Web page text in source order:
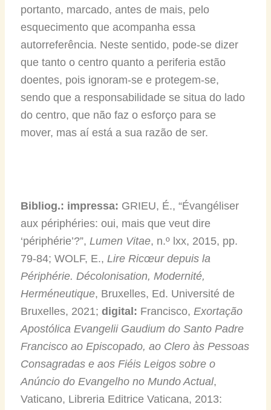
portanto, marcado, antes de mais, pelo
esquecimento que acompanha essa
autorreferência. Neste sentido, pode-se dizer
que tanto o centro quanto a periferia estão
doentes, pois ignoram-se e protegem-se,
sendo que a responsabilidade se situa do lado
do centro, que não faz o esforço para se
mover, mas aí está a sua razão de ser.
Bibliog.: impressa: GRIEU, É., “Évangéliser
aux périphéries: oui, mais que veut dire
‘périphérie’?”, Lumen Vitae, n.º lxx, 2015, pp.
79-84; WOLF, E., Lire Ricœur depuis la
Périphérie. Décolonisation, Modernité,
Herméneutique, Bruxelles, Ed. Université de
Bruxelles, 2021; digital: Francisco, Exortação
Apostólica Evangelii Gaudium do Santo Padre
Francisco ao Episcopado, ao Clero às Pessoas
Consagradas e aos Fiéis Leigos sobre o
Anúncio do Evangelho no Mundo Actual,
Vaticano, Libreria Editrice Vaticana, 2013: